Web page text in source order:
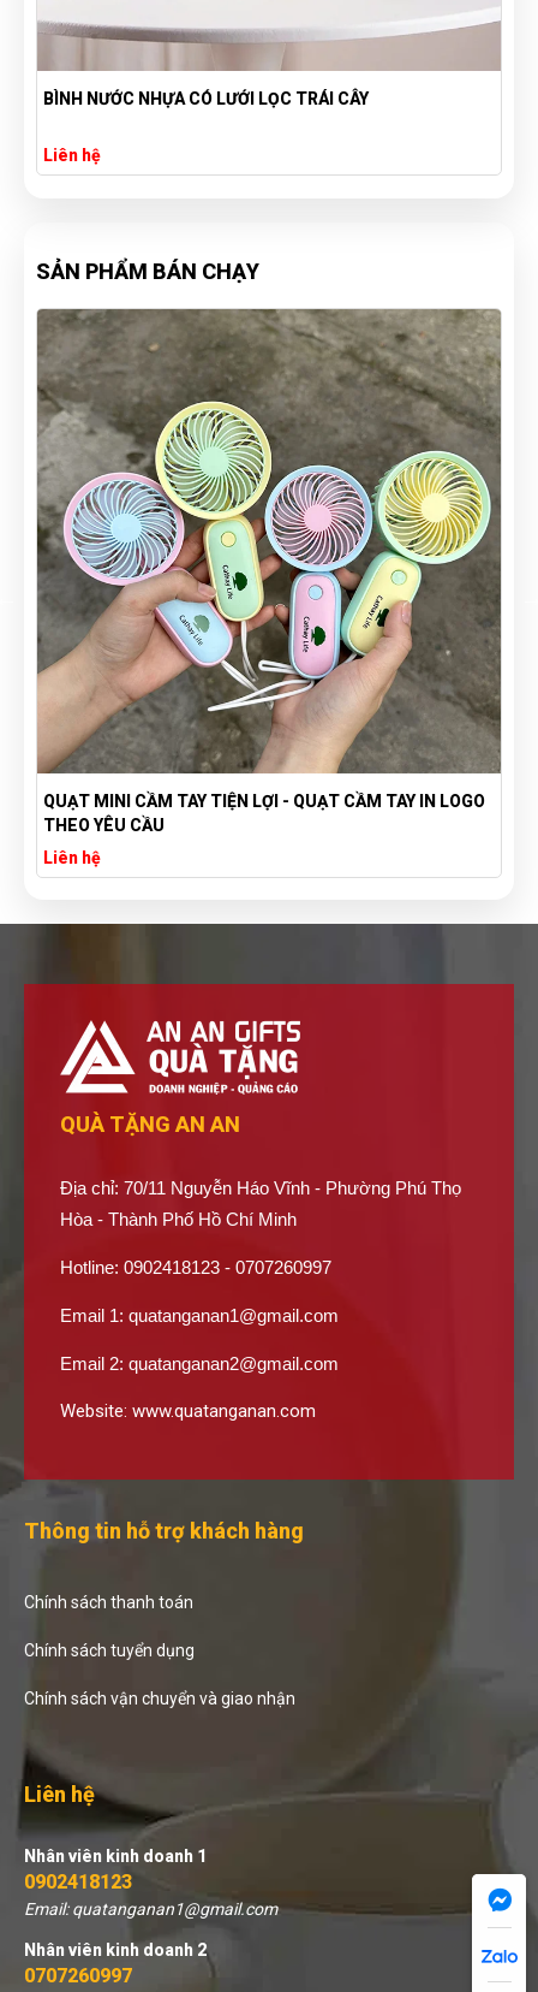
DỤNG CỤ VẮT CAM BẰNG LÚA MẠCH - ĐƠN GIẢN VÀ TIỆN
52,000đ
SẢN PHẨM BÁN CHẠY
LOGO
TÚI VẢI BỐ CANVAS IN LOGO THEO YÊU CẦU GIÁ RẺ -
XƯỞNG SẢN XUẤT TÚI VẢI CANVAS
QUÀ TẶNG AN AN
Địa chỉ: 70/11 Nguyễn Háo Vĩnh - Phường Phú Thọ
Hòa - Thành Phố Hồ Chí Minh
Hotline: 0902418123 - 0707260997
Email 1: quatanganan1@gmail.com
Email 2: quatanganan2@gmail.com
Website: www.quatanganan.com
Thông tin hỗ trợ khách hàng
Chính sách thanh toán
Chính sách tuyển dụng
Chính sách vận chuyển và giao nhận
Liên hệ
Nhân viên kinh doanh 1
0902418123
Email: quatanganan1@gmail.com
Nhân viên kinh doanh 2
0707260997